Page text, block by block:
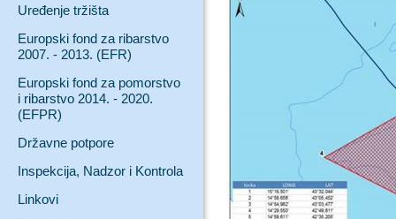
Uređenje tržišta
Europski fond za ribarstvo
2007. - 2013. (EFR)
Europski fond za pomorstvo
i ribarstvo 2014. - 2020.
(EFPR)
Državne potpore
Inspekcija, Nadzor i Kontrola
Linkovi